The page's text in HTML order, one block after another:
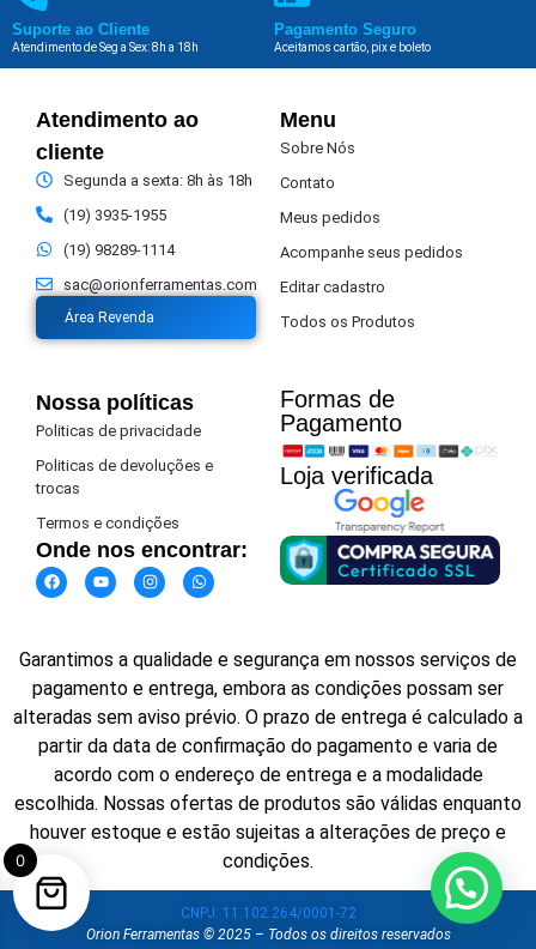
Suporte ao Cliente
Atendimento de Seg a Sex: 8h a 18h
Pagamento Seguro
Aceitamos cartão, pix e boleto
Atendimento ao
cliente
Segunda a sexta: 8h às 18h
(19) 3935-1955
(19) 98289-1114
sac@orionferramentas.com
Área Revenda
Menu
Sobre Nós
Contato
Meus pedidos
Acompanhe seus pedidos
Editar cadastro
Todos os Produtos
Nossa políticas
Politicas de privacidade
Politicas de devoluções e
trocas
Termos e condições
Onde nos encontrar:
Formas de
Pagamento​
Loja verificada
Garantimos a qualidade e segurança em nossos serviços de
pagamento e entrega, embora as condições possam ser
alteradas sem aviso prévio. O prazo de entrega é calculado a
partir da data de confirmação do pagamento e varia de
acordo com o endereço de entrega e a modalidade
escolhida. Nossas ofertas de produtos são válidas enquanto
houver estoque e estão sujeitas a alterações de preço e
condições.
CNPJ: 11.102.264/0001-72
Orion Ferramentas © 2025 – Todos os direitos reservados
0